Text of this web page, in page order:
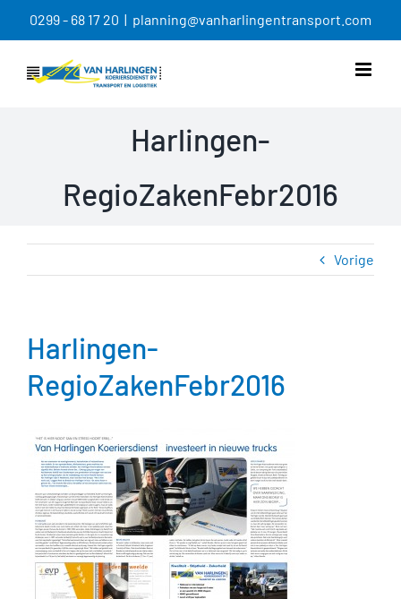
naar
0299 - 68 17 20 | planning@vanharlingentransport.com
Harlingen-
RegioZakenFebr2016
Vorige
Harlingen-
RegioZakenFebr2016